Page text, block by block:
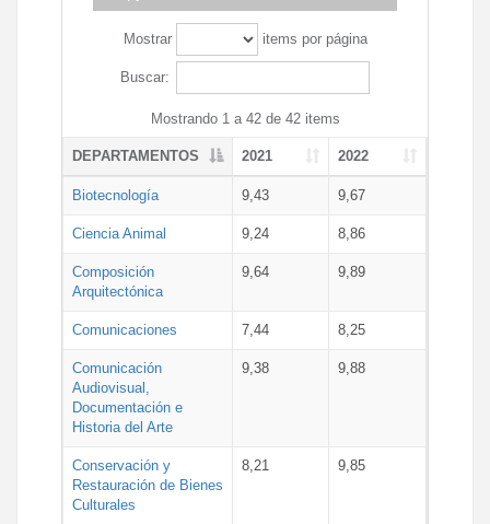
Mostrar items por página
Buscar:
Mostrando 1 a 42 de 42 items
DEPARTAMENTOS 2021 2022
Biotecnología 9,43 9,67
Ciencia Animal 9,24 8,86
Composición
Arquitectónica
9,64 9,89
Comunicaciones 7,44 8,25
Comunicación
Audiovisual,
Documentación e
Historia del Arte
9,38 9,88
Conservación y
Restauración de Bienes
Culturales
8,21 9,85